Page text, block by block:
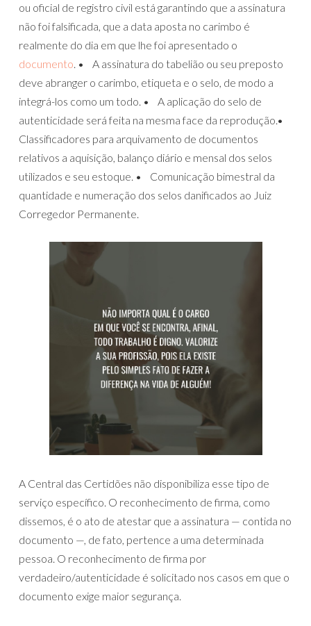
ou oficial de registro civil está garantindo que a assinatura
não foi falsificada, que a data aposta no carimbo é
realmente do dia em que lhe foi apresentado o
documento. • A assinatura do tabelião ou seu preposto
deve abranger o carimbo, etiqueta e o selo, de modo a
integrá-los como um todo. • A aplicação do selo de
autenticidade será feita na mesma face da reprodução.•
Classificadores para arquivamento de documentos
relativos a aquisição, balanço diário e mensal dos selos
utilizados e seu estoque. • Comunicação bimestral da
quantidade e numeração dos selos danificados ao Juiz
Corregedor Permanente.
A Central das Certidões não disponibiliza esse tipo de
serviço específico. O reconhecimento de firma, como
dissemos, é o ato de atestar que a assinatura — contida no
documento —, de fato, pertence a uma determinada
pessoa. O reconhecimento de firma por
verdadeiro/autenticidade é solicitado nos casos em que o
documento exige maior segurança.